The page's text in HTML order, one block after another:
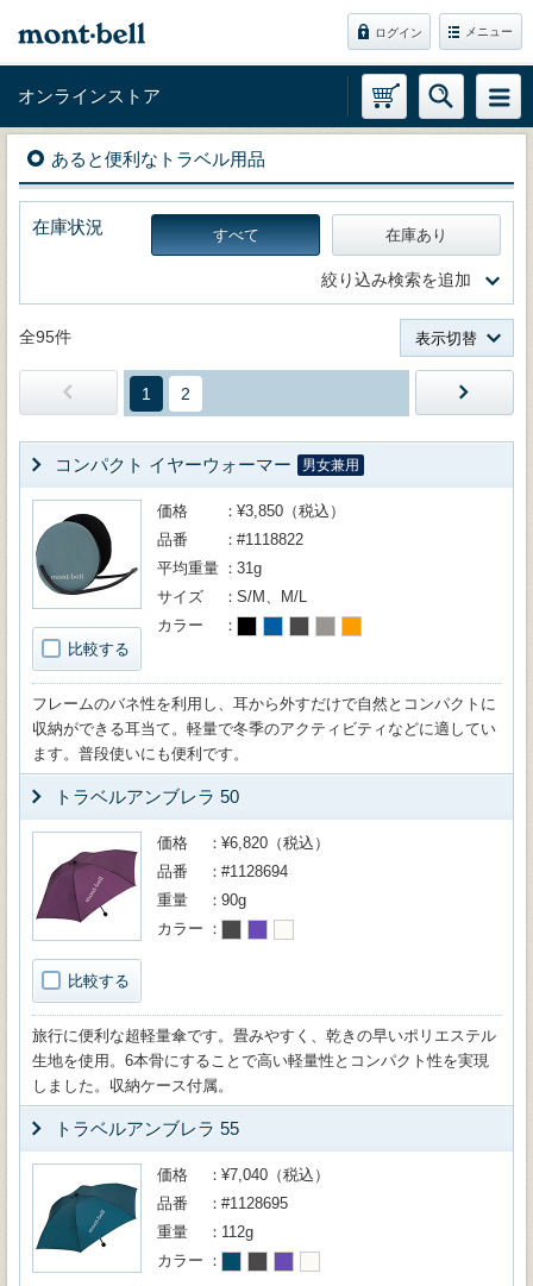
ログイン メニュー
オンラインストア
あると便利なトラベル用品
在庫状況 すべて 在庫あり
絞り込み検索を追加
全95件 表示切替
1 2
コンパクト イヤーウォーマー 男女兼用
比較する
価格
¥3,850（税込）
品番
#1118822
平均重量
31g
サイズ
S/M、M/L
カラー
フレームのバネ性を利用し、耳から外すだけで自然とコンパクトに
収納ができる耳当て。軽量で冬季のアクティビティなどに適してい
ます。普段使いにも便利です。
トラベルアンブレラ 50
比較する
価格
¥6,820（税込）
品番
#1128694
重量
90g
カラー
旅行に便利な超軽量傘です。畳みやすく、乾きの早いポリエステル
生地を使用。6本骨にすることで高い軽量性とコンパクト性を実現
しました。収納ケース付属。
トラベルアンブレラ 55
価格
¥7,040（税込）
品番
#1128695
重量
112g
カラー